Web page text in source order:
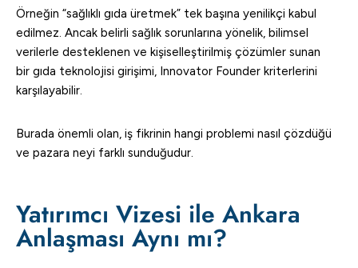
Örneğin “sağlıklı gıda üretmek” tek başına yenilikçi kabul
edilmez. Ancak belirli sağlık sorunlarına yönelik, bilimsel
verilerle desteklenen ve kişiselleştirilmiş çözümler sunan
bir gıda teknolojisi girişimi, Innovator Founder kriterlerini
karşılayabilir.
Burada önemli olan, iş fikrinin hangi problemi nasıl çözdüğü
ve pazara neyi farklı sunduğudur.
Yatırımcı Vizesi ile Ankara
Anlaşması Aynı mı?